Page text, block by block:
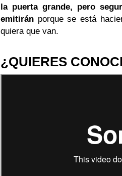
la puerta grande, pero
emitirán porque se está
quiera que van.
¿QUIERES